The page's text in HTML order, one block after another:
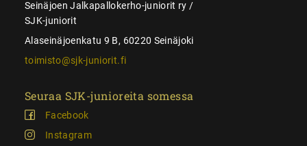
Seinäjoen Jalkapallokerho-juniorit ry /
SJK-juniorit
Alaseinäjoenkatu 9 B, 60220 Seinäjoki
toimisto@sjk-juniorit.fi
Seuraa SJK-junioreita somessa
Facebook
Instagram